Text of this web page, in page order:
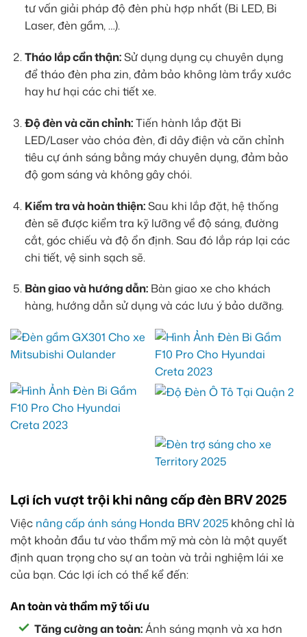
tư vấn giải pháp độ đèn phù hợp nhất (Bi LED, Bi
Laser, đèn gầm, …).
Tháo lắp cẩn thận:Sử dụng dụng cụ chuyên dụng
để tháo đèn pha zin, đảm bảo không làm trầy xước
hay hư hại các chi tiết xe.
Độ đèn và căn chỉnh:Tiến hành lắp đặt Bi
LED/Laser vào chóa đèn, đi dây điện và căn chỉnh
tiêu cự ánh sáng bằng máy chuyên dụng, đảm bảo
độ gom sáng và không gây chói.
Kiểm tra và hoàn thiện:Sau khi lắp đặt, hệ thống
đèn sẽ được kiểm tra kỹ lưỡng về độ sáng, đường
cắt, góc chiếu và độ ổn định. Sau đó lắp ráp lại các
chi tiết, vệ sinh sạch sẽ.
Bàn giao và hướng dẫn:Bàn giao xe cho khách
hàng, hướng dẫn sử dụng và các lưu ý bảo dưỡng.
Lợi ích vượt trội khi nâng cấp đèn BRV 2025
Việc nâng cấp ánh sáng Honda BRV 2025 không chỉ là
một khoản đầu tư vào thẩm mỹ mà còn là một quyết
định quan trọng cho sự an toàn và trải nghiệm lái xe
của bạn. Các lợi ích có thể kể đến:
An toàn và thẩm mỹ tối ưu
Tăng cường an toàn:Ánh sáng mạnh và xa hơn